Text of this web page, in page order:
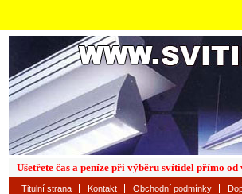
Titulní strana Kontakt Obchodní podmínky
Ušetřete čas a peníze při výběru svítidel přímo